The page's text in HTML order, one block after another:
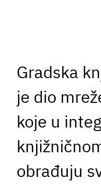
Gradska
je dio
koje u
obrađuju